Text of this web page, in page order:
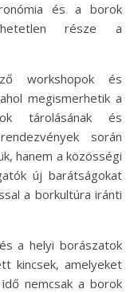
és a borok
része a
workshopok és
megismerhetik a
tárolásának és
során
hanem a közösségi
új barátságokat
a borkultúra iránti
a helyi borászatok
kincsek, amelyeket
nemcsak a borok